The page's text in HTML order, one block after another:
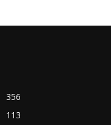
356
113